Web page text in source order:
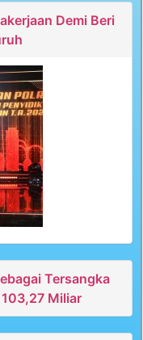
Demi Beri
Tersangka
Miliar